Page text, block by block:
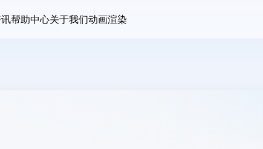
帮助中心关于我们动画渲染